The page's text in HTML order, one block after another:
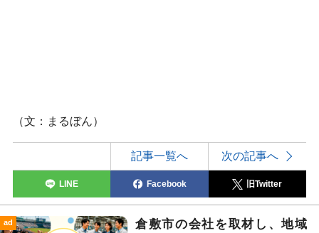
（文：まるぼん）
記事一覧へ 次の記事へ
LINE Facebook 旧Twitter
ad
倉敷市の会社を取材し、地域